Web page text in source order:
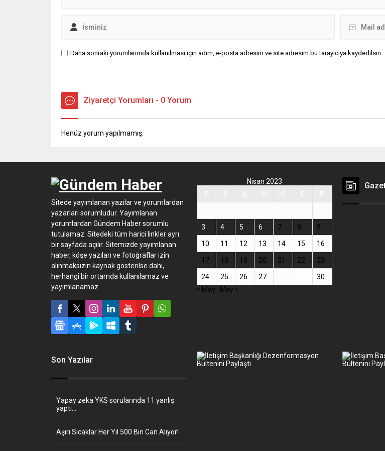
Daha sonraki yorumlarımda kullanılması için adım, e-posta adresim ve site adresim bu tarayıcıya kaydedilsin.
Ziyaretçi Yorumları - 0 Yorum
Henüz yorum yapılmamış.
Sitede yayımlanan yazılar ve yorumlardan
yazarları sorumludur. Yayımlanan
yorumlardan Gündem Haber sorumlu
tutulamaz. Sitedeki tüm harici linkler ayrı
bir sayfada açılır. Sitemizde yayımlanan
haber, köşe yazıları ve fotoğraflar izin
alınmaksızın kaynak gösterilse dahi,
herhangi bir ortamda kullanılamaz ve
yayımlanamaz.
Nisan 2023
3 4 5 6 7 8 9
10 11 12 13 14 15 16
17 18 19 20 21 22 23
24 25 26 27
30
« May
May »
Son Yazılar
Yapay zeka YKS sorularında 11 yanlış
yaptı…
Aşırı Sıcaklar Her Yıl 500 Bin Can Alıyor!